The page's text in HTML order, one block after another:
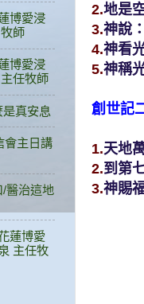
2.地是
3.神說
4.神看
5.神稱
創世記
1.天地
2.到第
3.神賜
博愛浸
師
博愛浸
任牧師
真安息
會主日講
醫治這地
蓮博愛
主任牧